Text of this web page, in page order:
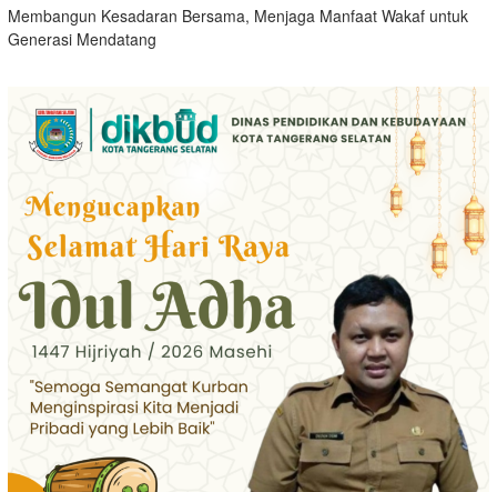
Membangun Kesadaran Bersama, Menjaga Manfaat Wakaf untuk
Generasi Mendatang